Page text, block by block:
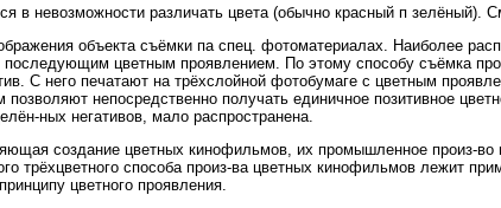
различать цвета (обычно красный п зелёный).
объекта съёмки па спец. фотоматериалах. Наиболее
цветным проявлением. По этому способу съёмка
С него печатают на трёхслойной фотобумаге с цветным
непосредственно получать единичное позитивное
ных негативов, мало распространена.
создание цветных кинофильмов, их промышленное произ-во
трёхцветного способа произ-ва цветных кинофильмов лежит
цветного проявления.